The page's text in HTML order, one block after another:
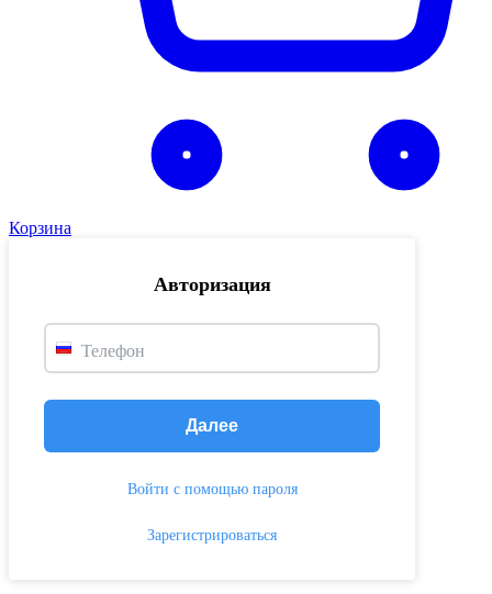
Корзина
Авторизация
Телефон
Далее
Войти с помощью пароля
Зарегистрироваться